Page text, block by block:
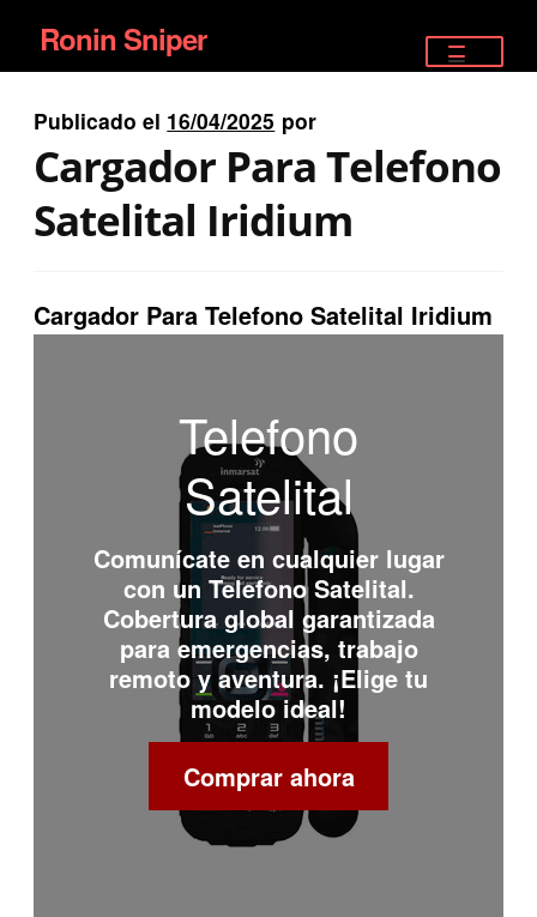
Ir
a
la
navegación
Ir
al
contenido
Ronin Sniper
EQUIPAMIENTO ÉLITE
PISTOLAS
SATELITALES
Publicado el 16/04/2025 por
Cargador Para Telefono
Satelital Iridium
Cargador Para Telefono Satelital Iridium
Telefono
Satelital
Comunícate en cualquier lugar
con un Telefono Satelital.
Cobertura global garantizada
para emergencias, trabajo
remoto y aventura. ¡Elige tu
modelo ideal!
Comprar ahora